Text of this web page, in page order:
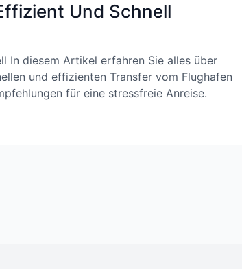
Und Schnell
In diesem Artikel erfahren Sie alles über
und effizienten Transfer vom Flughafen
für eine stressfreie Anreise.